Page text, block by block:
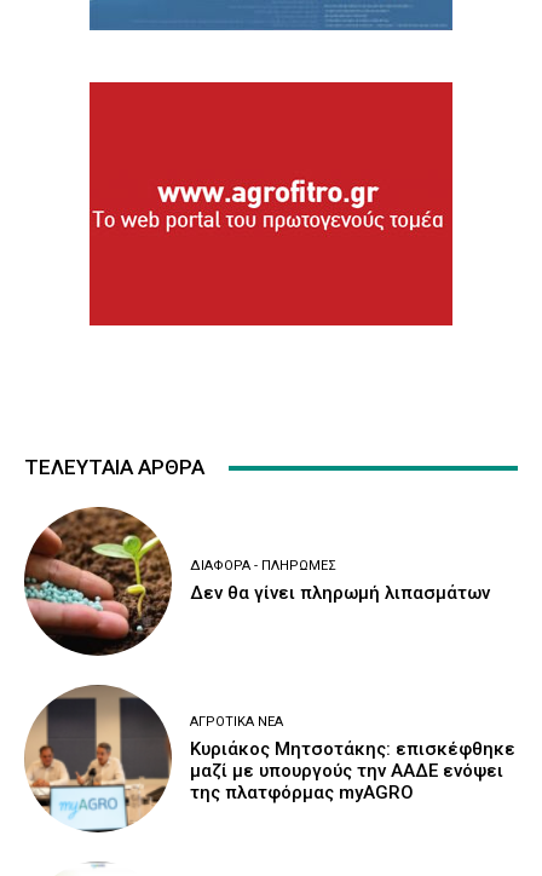
ΤΕΛΕΥΤΑΙΑ ΑΡΘΡΑ
ΔΙΆΦΟΡΑ - ΠΛΗΡΩΜΈΣ
Δεν θα γίνει πληρωμή λιπασμάτων
ΑΓΡΟΤΙΚΆ ΝΈΑ
Κυριάκος Μητσοτάκης: επισκέφθηκε
μαζί με υπουργούς την ΑΑΔΕ ενόψει
της πλατφόρμας myAGRO